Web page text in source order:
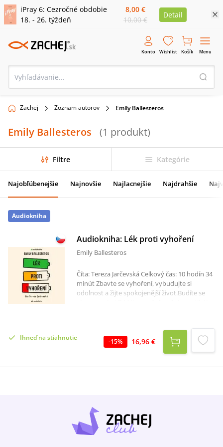
iPray 6: Cezročné obdobie
18. - 26. týždeň
8,00 €
10,00 €
Detail
Konto Wishlist Košík Menu
Zachej Zoznam autorov Emily Ballesteros
Emily Ballesteros (1 produkt)
Filtre Kategórie
Najobľúbenejšie Najnovšie Najlacnejšie Najdrahšie
Audiokniha
Audiokniha: Lék proti vyhoření
Emily Ballesteros
Číta: Tereza Jarčevská Celkový čas: 10 hodín 34
minút Zbavte se vyhoření, vybudujte si
odolnost a žijte spokojenější život.Budíte se
cítíte, že už nemáte odkud brát? Přijde vám
chřipka jako vítaná přestávka? Pokud jste na
některou z otázek odpověděli ano, nejspíš
Ballesteros vám představí různé druhy
podkládá vědeckými výzkumy, poznatky z
psychologie práce a zkušenostmi z dlouholeté
praxe s klienty.Naordinujte si Lék proti
vyhoření. Naučí vás zvládat psychické
Ihneď na stiahnutie -15% 16,96 €